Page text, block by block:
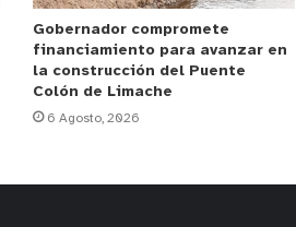
Gobernador compromete
financiamiento para avanzar en
la construcción del Puente
Colón de Limache
6 Agosto, 2026